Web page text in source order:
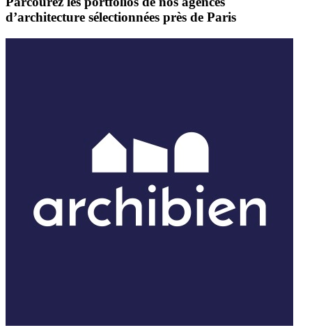
d’architecture sélectionnées près de Paris